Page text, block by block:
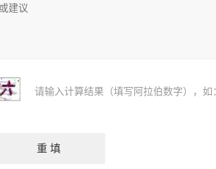
请输入计算结果（填写阿拉伯数字），如